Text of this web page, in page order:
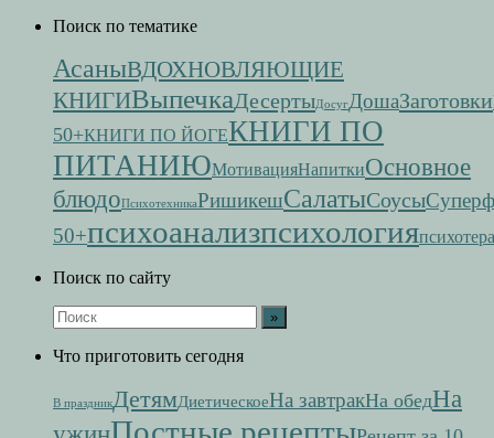
Поиск по тематике
АсаныВДОХНОВЛЯЮЩИЕ
КНИГИВыпечкаДесертыДосугДошаЗаготовки
50+КНИГИ ПО ЙОГЕКНИГИ ПО
ПИТАНИЮМотивацияНапиткиОсновное
блюдоПсихотехникаРишикешСалатыСоусы
50+психоанализпсихология
Поиск по сайту
Что приготовить сегодня
В праздникДетямДиетическоеНа завтракНа обедНа